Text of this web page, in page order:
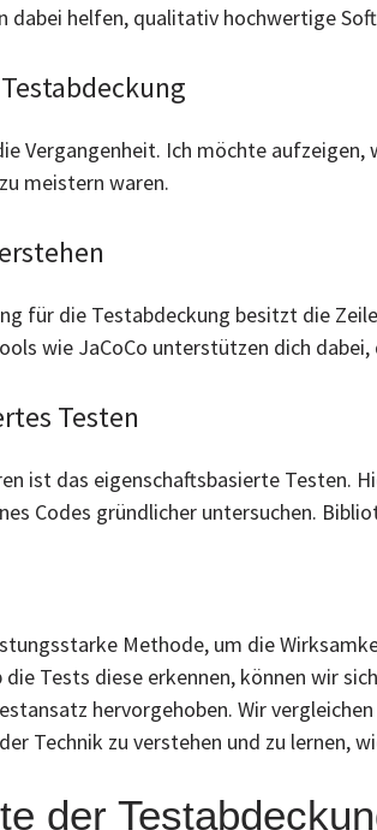
dabei helfen, qualitativ hochwertige
Vergangenheit. Ich möchte
meistern waren.
für die Testabdeckung besitzt die
wie JaCoCo unterstützen dich dabei,
Testen
ist das eigenschaftsbasierte Testen.
Codes gründlicher untersuchen.
Methode, um die
Tests diese erkennen, können wir
hervorgehoben. Wir
Technik zu verstehen und zu
der